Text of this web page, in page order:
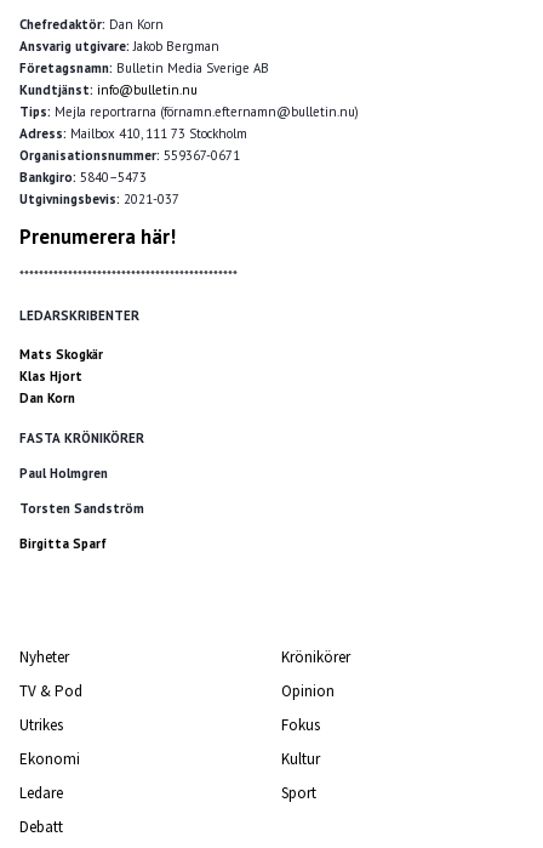
Chefredaktör: Dan Korn
Ansvarig utgivare: Jakob Bergman
Företagsnamn: Bulletin Media Sverige AB
Kundtjänst: info@bulletin.nu
Tips: Mejla reportrarna (förnamn.efternamn@bulletin.nu)
Adress: Mailbox 410, 111 73 Stockholm
Organisationsnummer: 559367-0671
Bankgiro: 5840–5473
Utgivningsbevis: 2021-037
Prenumerera här!
*********************************************
LEDARSKRIBENTER
Mats Skogkär
Klas Hjort
Dan Korn
FASTA KRÖNIKÖRER
Paul Holmgren
Torsten Sandström
Birgitta Sparf
Nyheter
TV & Pod
Utrikes
Ekonomi
Ledare
Debatt
Krönikörer
Opinion
Fokus
Kultur
Sport